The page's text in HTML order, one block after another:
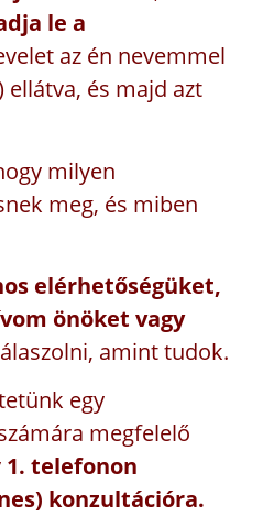
le a
az én nevemmel
ellátva, és majd azt
milyen
meg, és miben
elérhetőségüket,
önöket vagy
amint tudok.
egy
megfelelő
1. telefonon
konzultációra.